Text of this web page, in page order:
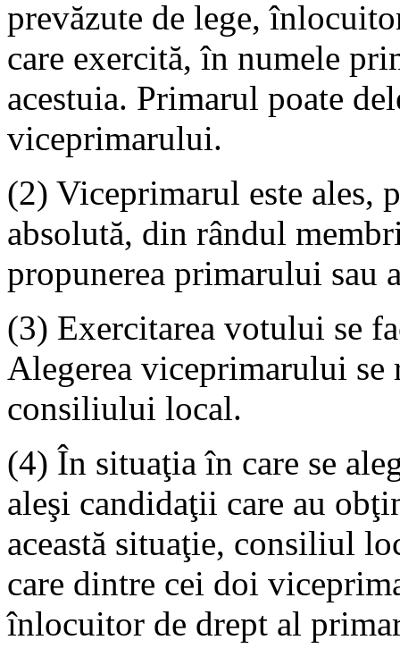
prevăzute de lege,
care exercită, în numele
acestuia. Primarul poate
viceprimarului.
(2) Viceprimarul este ales,
absolută, din rândul
propunerea primarului sau
(3) Exercitarea votului se
Alegerea viceprimarului se
consiliului local.
(4) În situaţia în care se
aleşi candidaţii care au
această situaţie, consiliul
care dintre cei doi
înlocuitor de drept al